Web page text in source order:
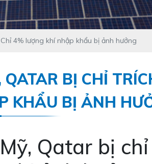
4% lượng khí nhập khẩu bị ảnh hưởng
BỊ CHỈ
KHẨU BỊ ẢNH
Qatar bị